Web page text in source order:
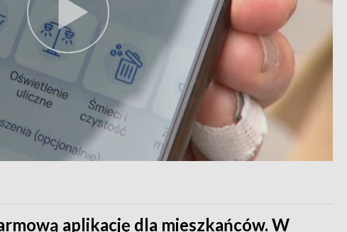
aplikację dla mieszkańców. W